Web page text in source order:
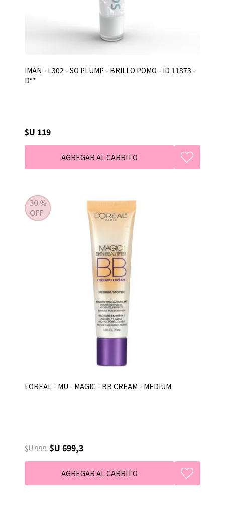
IMAN - L302 - SO PLUMP - BRILLO POMO - ID 11873 -
D**
$U 119
LOREAL - MU - MAGIC - BB CREAM - MEDIUM
$U 999 $U 699,3